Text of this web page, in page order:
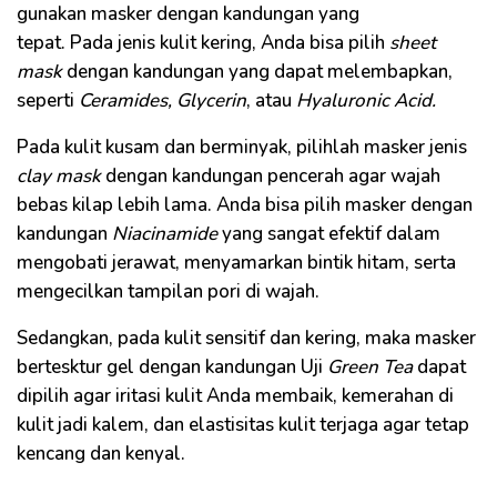
gunakan masker dengan kandungan yang
tepat. Pada jenis kulit kering, Anda bisa pilih sheet
maskdengan kandungan yang dapat melembapkan,
seperti Ceramides, Glycerin, atau Hyaluronic Acid.
Pada kulit kusam dan berminyak, pilihlah masker jenis
clay maskdengan kandungan pencerah agar wajah
bebas kilap lebih lama. Anda bisa pilih masker dengan
kandungan Niacinamideyang sangat efektif dalam
mengobati jerawat, menyamarkan bintik hitam, serta
mengecilkan tampilan pori di wajah.
Sedangkan, pada kulit sensitif dan kering, maka masker
bertesktur gel dengan kandungan Uji Green Teadapat
dipilih agar iritasi kulit Anda membaik, kemerahan di
kulit jadi kalem, dan elastisitas kulit terjaga agar tetap
kencang dan kenyal.